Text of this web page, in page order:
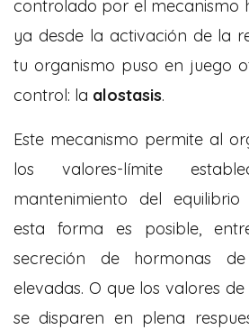
controlado por el mecanismo
ya desde la activación de la
tu organismo puso en juego
control: la alostasis.
Este mecanismo permite al
los valores-límite
mantenimiento del equilibrio
esta forma es posible,
secreción de hormonas
elevadas. O que los valores
se disparen en plena